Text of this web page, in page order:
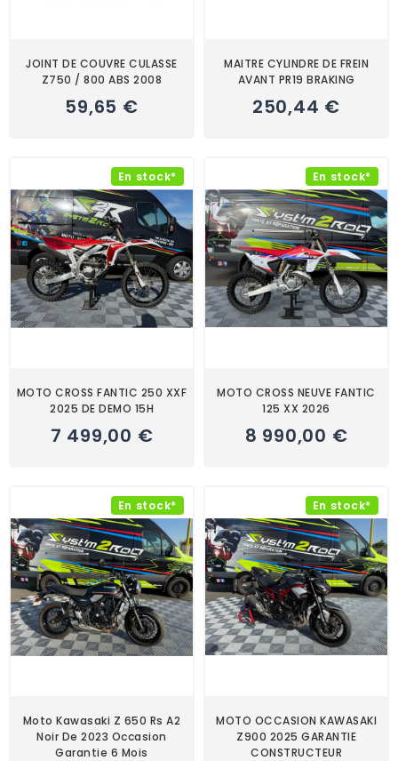
JOINT DE COUVRE CULASSE
Z750 / 800 ABS 2008
59,65 €
MAITRE CYLINDRE DE FREIN
AVANT PR19 BRAKING
250,44 €
En stock*
MOTO CROSS FANTIC 250 XXF
2025 DE DEMO 15H
7 499,00 €
En stock*
MOTO CROSS NEUVE FANTIC
125 XX 2026
8 990,00 €
En stock*
Moto Kawasaki Z 650 Rs A2
Noir De 2023 Occasion
Garantie 6 Mois
En stock*
MOTO OCCASION KAWASAKI
Z900 2025 GARANTIE
CONSTRUCTEUR